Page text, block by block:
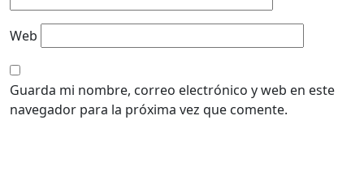
Web
Guarda mi nombre, correo electrónico y web en este
navegador para la próxima vez que comente.